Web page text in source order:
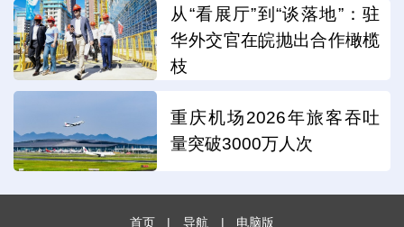
从“看展厅”到“谈落地”：驻
华外交官在皖抛出合作橄榄
枝
重庆机场2026年旅客吞吐
量突破3000万人次
首页 | 导航 | 电脑版